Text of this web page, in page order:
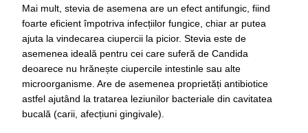
Mai mult, stevia de asemena are un efect antifungic, fiind
foarte eficient împotriva infecțiilor fungice, chiar ar putea
ajuta la vindecarea ciupercii la picior. Stevia este de
asemenea ideală pentru cei care suferă de Candida
deoarece nu hrănește ciupercile intestinle sau alte
microorganisme. Are de asemenea proprietăți antibiotice
astfel ajutând la tratarea leziunilor bacteriale din cavitatea
bucală (carii, afecțiuni gingivale).